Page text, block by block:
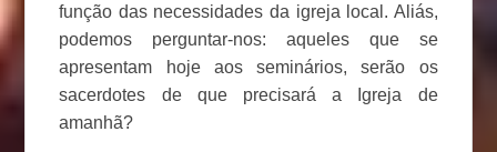
função das necessidades da igreja local. Aliás,
podemos perguntar-nos: aqueles que se
apresentam hoje aos seminários, serão os
sacerdotes de que precisará a Igreja de
amanhã?